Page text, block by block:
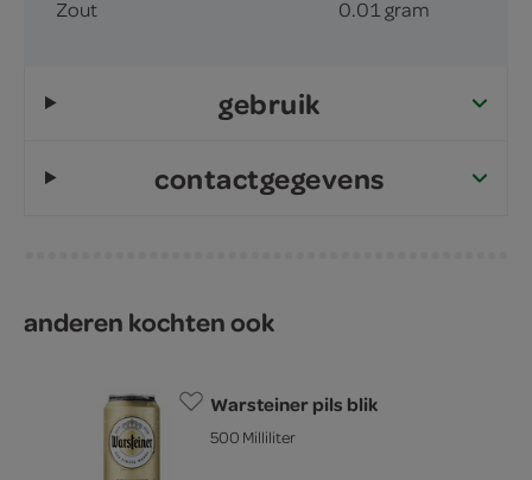
Zout 0.01 gram
gebruik
contactgegevens
anderen kochten ook
Warsteiner pils blik
500 Milliliter